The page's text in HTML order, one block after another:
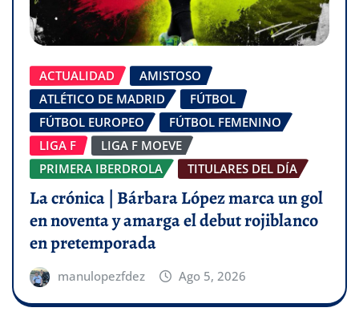
ACTUALIDAD
AMISTOSO
ATLÉTICO DE MADRID
FÚTBOL
FÚTBOL EUROPEO
FÚTBOL FEMENINO
LIGA F
LIGA F MOEVE
PRIMERA IBERDROLA
TITULARES DEL DÍA
La crónica | Bárbara López marca un gol
en noventa y amarga el debut rojiblanco
en pretemporada
manulopezfdez Ago 5, 2026